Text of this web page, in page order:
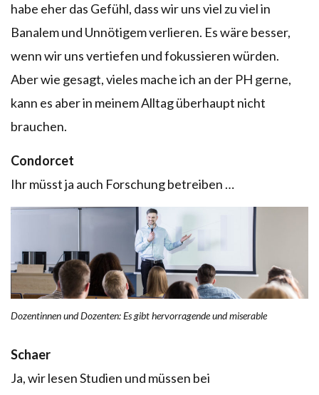
habe eher das Gefühl, dass wir uns viel zu viel in
Banalem und Unnötigem verlieren. Es wäre besser,
wenn wir uns vertiefen und fokussieren würden.
Aber wie gesagt, vieles mache ich an der PH gerne,
kann es aber in meinem Alltag überhaupt nicht
brauchen.
Condorcet
Ihr müsst ja auch Forschung betreiben …
Dozentinnen und Dozenten: Es gibt hervorragende und miserable
Schaer
Ja, wir lesen Studien und müssen bei